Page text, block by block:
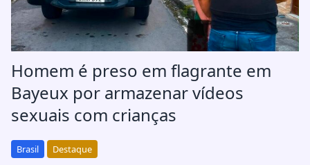
Homem é preso em flagrante em
Bayeux por armazenar vídeos
sexuais com crianças
Brasil Destaque